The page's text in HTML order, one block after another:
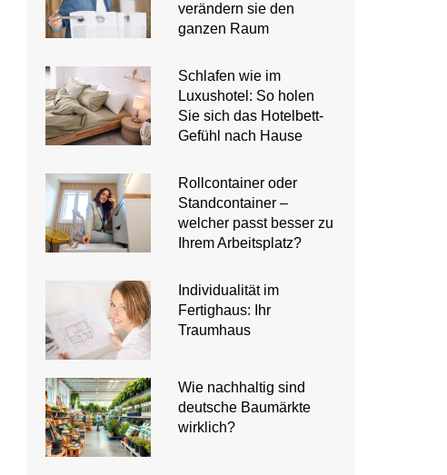
verändern sie den
ganzen Raum
Schlafen wie im
Luxushotel: So holen
Sie sich das Hotelbett-
Gefühl nach Hause
Rollcontainer oder
Standcontainer –
welcher passt besser zu
Ihrem Arbeitsplatz?
Individualität im
Fertighaus: Ihr
Traumhaus
Wie nachhaltig sind
deutsche Baumärkte
wirklich?